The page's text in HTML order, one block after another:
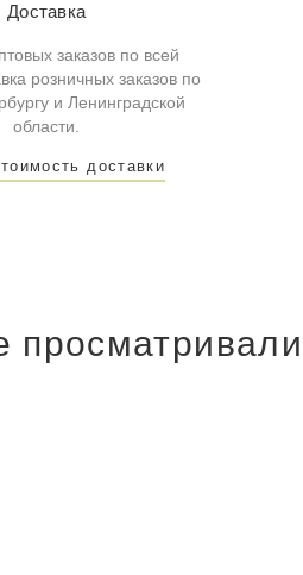
Доставка
заказов по всей
розничных заказов по
и Ленинградской
области.
доставки
просматривали